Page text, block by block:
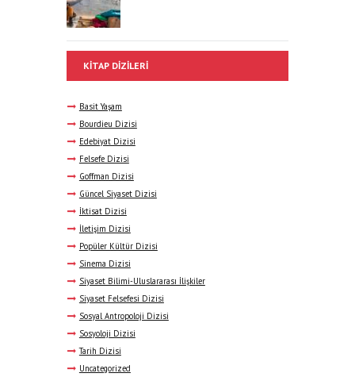
KITAP DIZILERI
Basit Yaşam
Bourdieu Dizisi
Edebiyat Dizisi
Felsefe Dizisi
Goffman Dizisi
Güncel Siyaset Dizisi
İktisat Dizisi
İletişim Dizisi
Popüler Kültür Dizisi
Sinema Dizisi
Siyaset Bilimi-Uluslararası İlişkiler
Siyaset Felsefesi Dizisi
Sosyal Antropoloji Dizisi
Sosyoloji Dizisi
Tarih Dizisi
Uncategorized